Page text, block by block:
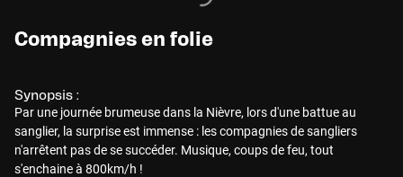
Compagnies en folie
Synopsis :
Par une journée brumeuse dans la Nièvre, lors d'une battue au
sanglier, la surprise est immense : les compagnies de sangliers
n'arrêtent pas de se succéder. Musique, coups de feu, tout
s'enchaine à 800km/h !